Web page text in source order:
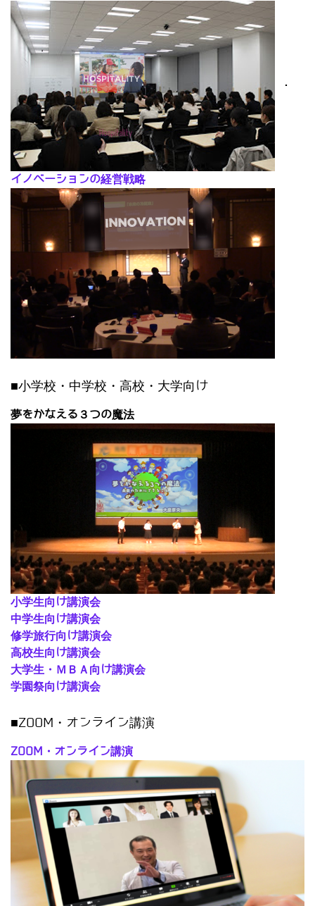
･
イノベーションの経営戦略
■小学校・中学校・高校・大学向け
夢をかなえる３つの魔法
小学生向け講演会
中学生向け講演会
修学旅行向け講演会
高校生向け講演会
大学生・ＭＢＡ向け講演会
学園祭向け講演会
■ZOOM・オンライン講演
ZOOM・オンライン講演